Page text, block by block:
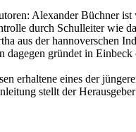
Alexander Büchner
durch Schulleiter wie
aus der hannoverschen
gründet in
erhaltene eines der
stellt der